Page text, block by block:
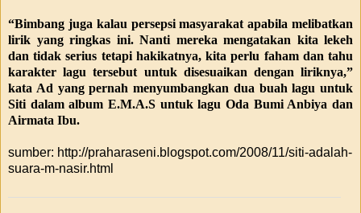
“Bimbang juga kalau persepsi masyarakat apabila melibatkan
lirik yang ringkas ini. Nanti mereka mengatakan kita lekeh
dan tidak serius tetapi hakikatnya, kita perlu faham dan tahu
karakter lagu tersebut untuk disesuaikan dengan liriknya,”
kata Ad yang pernah menyumbangkan dua buah lagu untuk
Siti dalam album E.M.A.S untuk lagu Oda Bumi Anbiya dan
Airmata Ibu.
sumber: http://praharaseni.blogspot.com/2008/11/siti-adalah-
suara-m-nasir.html